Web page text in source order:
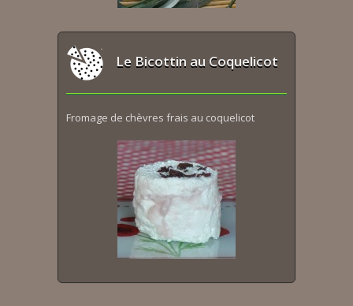
Le Bicottin au Coquelicot
Fromage de chèvres frais au coquelicot